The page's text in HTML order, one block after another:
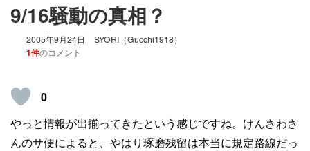
9/16騒動の真相？
2005年9月24日 SYORI（Gucchi1918）
1件のコメント
0
やっと情報が出揃ってきたという感じですね。けんさわさ
んのサ便によると、やはり琢磨残留は本当に規定路線だっ